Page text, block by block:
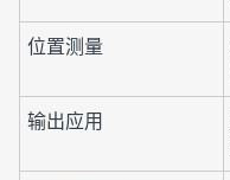
位置测量
输出应用